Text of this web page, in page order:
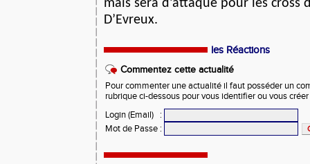
mais sera d’attaque pour les cross
D’Evreux.
les Réactions
Commentez cette actualité
Pour commenter une actualité il faut posséder un
rubrique ci-dessous pour vous identifier ou vous
Login (Email)
:
Mot de Passe :